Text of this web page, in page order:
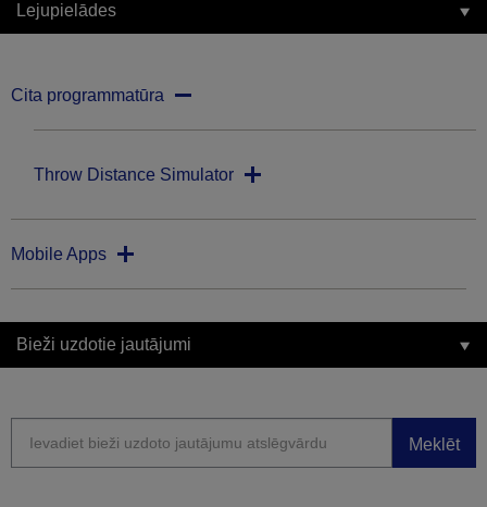
Lejupielādes
Cita programmatūra
Throw Distance Simulator
Mobile Apps
Bieži uzdotie jautājumi
Meklēt